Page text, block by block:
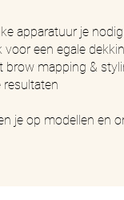
apparatuur je
een egale
brow mapping &
je op modellen en